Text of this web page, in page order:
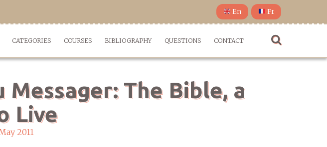
En Fr
CATEGORIES COURSES BIBLIOGRAPHY QUESTIONS CONTACT
The Bible, a
Live
2011